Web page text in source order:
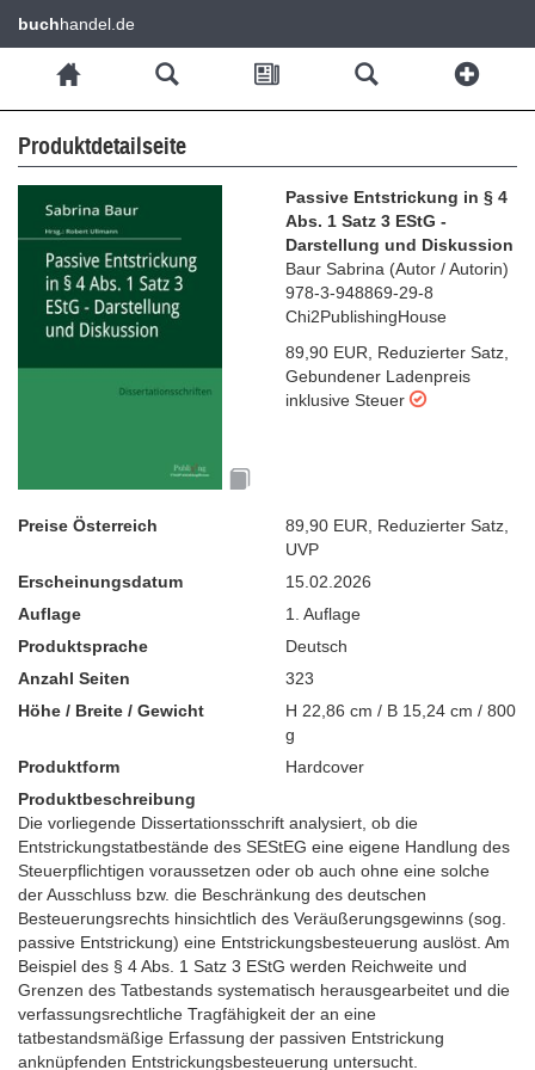
buchhandel.de
Produktdetailseite
Passive Entstrickung in § 4
Abs. 1 Satz 3 EStG -
Darstellung und Diskussion
Baur Sabrina (Autor / Autorin)
978-3-948869-29-8
Chi2PublishingHouse
89,90 EUR
Reduzierter Satz
Gebundener Ladenpreis
inklusive Steuer
Preise Österreich 89,90 EUR Reduzierter Satz
UVP
Erscheinungsdatum
15.02.2026
Auflage
1. Auflage
Produktsprache
Deutsch
Anzahl Seiten
323
Höhe / Breite / Gewicht
H 22,86 cm / B 15,24 cm / 800
g
Produktform
Hardcover
Produktbeschreibung
Die vorliegende Dissertationsschrift analysiert, ob die
Entstrickungstatbestände des SEStEG eine eigene Handlung des
Steuerpflichtigen voraussetzen oder ob auch ohne eine solche
der Ausschluss bzw. die Beschränkung des deutschen
Besteuerungsrechts hinsichtlich des Veräußerungsgewinns (sog.
passive Entstrickung) eine Entstrickungsbesteuerung auslöst. Am
Beispiel des § 4 Abs. 1 Satz 3 EStG werden Reichweite und
Grenzen des Tatbestands systematisch herausgearbeitet und die
verfassungsrechtliche Tragfähigkeit der an eine
tatbestandsmäßige Erfassung der passiven Entstrickung
anknüpfenden Entstrickungsbesteuerung untersucht.